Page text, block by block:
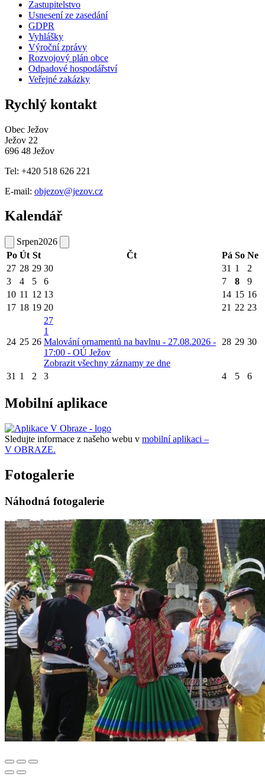
Zastupitelstvo
Usnesení ze zasedání
GDPR
Vyhlášky
Výroční zprávy
Rozvojový plán obce
Odpadové hospodářství
Veřejné zakázky
Rychlý kontakt
Obec Ježov
Ježov 22
696 48 Ježov
Tel: +420 518 626 221
E-mail: objezov@jezov.cz
Kalendář
Srpen2026
Po Út St Čt Pá So Ne
27 28 29 30 31 1
2
3
4 5 6 7 8
9
10 11 12 13 14 15 16
17 18 19 20 21 22 23
24 25 26
27
1
Malování ornamentů na bavlnu - 27.08.2026 -
17:00 - OÚ Ježov
Zobrazit všechny záznamy ze dne
28 29 30
31 1 2 3 4 5 6
Mobilní aplikace
Sledujte informace z našeho webu v mobilní aplikaci –
V OBRAZE.
Fotogalerie
Náhodná fotogalerie